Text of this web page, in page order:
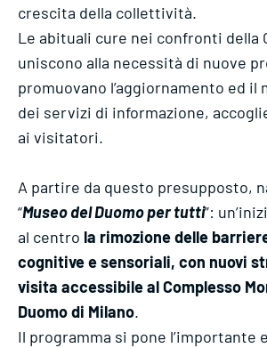
crescita della collettività.
Le abituali cure nei confronti della
uniscono alla necessità di nuove
promuovano l’aggiornamento ed il
dei servizi di informazione,
ai visitatori.
A partire da questo presupposto,
“Museo del Duomo per tutti”:
al centro la rimozione delle
cognitive e sensoriali, con nuovi
visita accessibile al Complesso
Duomo di Milano.
Il programma si pone l’importante